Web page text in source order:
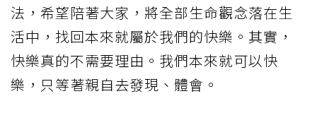
法，希望陪著大家，將全部生命觀念落在生
活中，找回本來就屬於我們的快樂。其實，
快樂真的不需要理由。我們本來就可以快
樂，只等著親自去發現、體會。